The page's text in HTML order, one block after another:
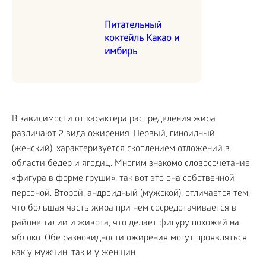
Питательный
коктейль Какао и
имбирь
В зависимости от характера распределения жира
различают 2 вида ожирения. Первый, гиноидный
(женский), характеризуется скоплением отложений в
области бедер и ягодиц. Многим знакомо словосочетание
«фигура в форме груши», так вот это она собственной
персоной. Второй, андроидный (мужской), отличается тем,
что большая часть жира при нем сосредотачивается в
районе талии и живота, что делает фигуру похожей на
яблоко. Обе разновидности ожирения могут проявляться
как у мужчин, так и у женщин.